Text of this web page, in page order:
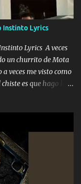
muy en el fondo te
Instinto Lyrics
Lyrics A veces
un churrito de Mota
veces me visto como
es que hago lo
mis plebes Música
la cachucha de lado
una super o a veces
generaciones yo
así soy me mandó